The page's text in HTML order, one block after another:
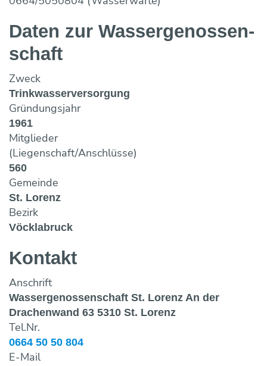
Trinkwasserbar
Trinkwassernotversorgung
Trinkwasseruntersuchungsaktion
Versicherungen
Wahlergebnisse
Fotos & Impressionen
Bildung ONLINE
Wasseraufbereitung
Reinigung
Wasserverlustanalyse und Leckortung
Wasserzähler
Fremdüberwachung von
Eigenüberwachung von
EU-Angelegenheiten
Maulwurf- und Rohrlosdränung
Daten zur Wasser­genossen­
schaft
Zweck
Trinkwasserversorgung
Gründungsjahr
1961
Mitglieder
(Liegenschaft/Anschlüsse)
560
Gemeinde
St. Lorenz
Bezirk
Vöcklabruck
Kontakt
Anschrift
Wassergenossenschaft St. Lorenz An der
Drachenwand 63 5310 St. Lorenz
Tel.Nr.
0664 50 50 804
E-Mail